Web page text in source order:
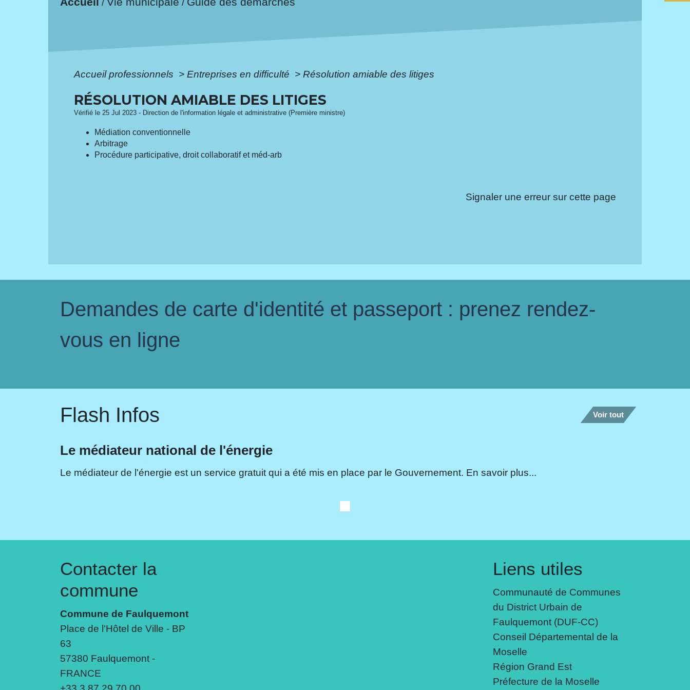
/ /
Accueil professionnels > Entreprises en difficulté > Résolution amiable des litiges
RÉSOLUTION AMIABLE DES LITIGES
Vérifié le 25 Jul 2023 - Direction de l'information légale et administrative (Première ministre)
Médiation conventionnelle
Arbitrage
Procédure participative, droit collaboratif et méd-arb
Signaler une erreur sur cette page
Demandes de carte d'identité et passeport : prenez rendez-
vous en ligne
Flash Infos Voir tout
Le médiateur national de l'énergie
Le médiateur de l'énergie est un service gratuit qui a été mis en place par le Gouvernement. En savoir plus...
Contacter la
commune
Commune de Faulquemont
Place de l'Hôtel de Ville - BP
63
57380 Faulquemont -
FRANCE
+33 3 87 29 70 00
Liens utiles
Communauté de Communes
du District Urbain de
Faulquemont (DUF-CC)
Conseil Départemental de la
Moselle
Région Grand Est
Préfecture de la Moselle